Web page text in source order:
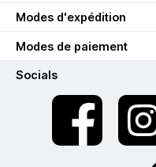
Modes d'expédition
Modes de paiement
Socials